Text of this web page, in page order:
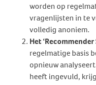
worden op
vragenlijsten in te
volledig anoniem.
Het
regelmatige basis
opnieuw
heeft ingevuld,